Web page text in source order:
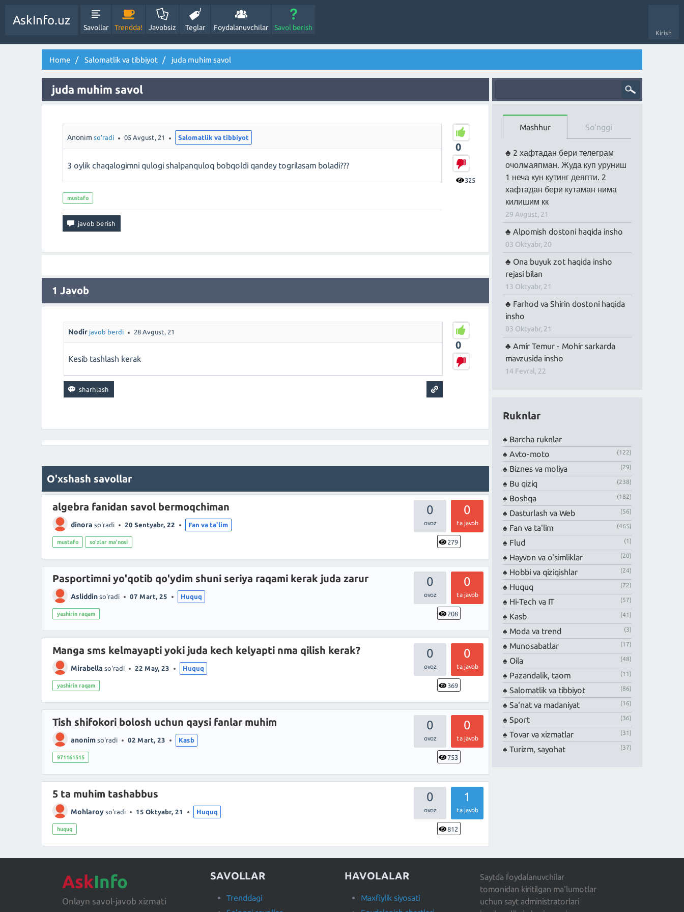
Kirish
AskInfo.uz
Savollar Trendda! Javobsiz Teglar Foydalanuvchilar Savol berish
Home Salomatlik va tibbiyot juda muhim savol
juda muhim savol
0
325
Anonim so'radi 05 Avgust, 21 Salomatlik va tibbiyot
3 oylik chaqalogimni qulogi shalpanquloq bobqoldi qandey togrilasam boladi???
mustafo
1 Javob
0
Nodir javob berdi 28 Avgust, 21
Kesib tashlash kerak
O'xshash savollar
0 0
ta javob
279
algebra fanidan savol bermoqchiman
dinora so'radi 20 Sentyabr, 22 Fan va ta'lim
mustafo so'zlar ma'nosi
0 0
ta javob
208
Pasportimni yo'qotib qo'ydim shuni seriya raqami kerak juda zarur
Asliddin so'radi 07 Mart, 25 Huquq
yashirin raqam
0 0
ta javob
369
Manga sms kelmayapti yoki juda kech kelyapti nma qilish kerak?
Mirabella so'radi 22 May, 23 Huquq
yashirin raqam
0 0
ta javob
753
Tish shifokori bolosh uchun qaysi fanlar muhim
anonim so'radi 02 Mart, 23 Kasb
971161515
0 1
ta javob
812
5 ta muhim tashabbus
Mohlaroy so'radi 15 Oktyabr, 21 Huquq
huquq
Mashhur So'nggi
2 хафтадан бери телеграм
очолмаяпман. Жуда куп уруниш
1 неча кун кутинг деяпти. 2
хафтадан бери кутаман нима
килишим кк
29 Avgust, 21
Alpomish dostoni haqida insho
03 Oktyabr, 20
Ona buyuk zot haqida insho
rejasi bilan
13 Oktyabr, 21
Farhod va Shirin dostoni haqida
insho
03 Oktyabr, 21
Amir Temur - Mohir sarkarda
mavzusida insho
14 Fevral, 22
Ruknlar
Barcha ruknlar
Avto-moto
(122)
Biznes va moliya (29)
Bu qiziq (238)
Boshqa (182)
Dasturlash va Web (56)
Fan va ta'lim (465)
Flud (1)
Hayvon va o'simliklar (20)
Hobbi va qiziqishlar (24)
Huquq (72)
Hi-Tech va IT (57)
Kasb (41)
Moda va trend (3)
Munosabatlar (17)
Oila (48)
Pazandalik, taom (11)
Salomatlik va tibbiyot (86)
Sa'nat va madaniyat (16)
Sport (36)
Tovar va xizmatlar (31)
Turizm, sayohat (37)
AskInfo
Onlayn savol-javob xizmati
SAVOLLAR
Trenddagi
HAVOLALAR
Maxfiylik siyosati
Saytda foydalanuvchilar
tomonidan kiritilgan ma'lumotlar
uchun sayt administratorlari